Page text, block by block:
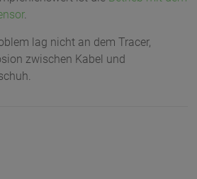
.
lag nicht an dem Tracer,
zwischen Kabel und